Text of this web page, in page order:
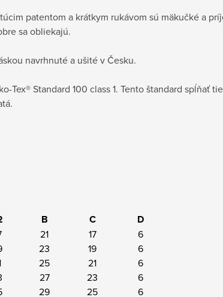
patentom a krátkym rukávom sú mäkučké a
sa obliekajú.
navrhnuté a ušité v Česku.
Tex® Standard 100 class 1. Tento štandard spĺňať
B C D
21 17
6
23 19
6
25 21
6
27 23
6
29 25 6